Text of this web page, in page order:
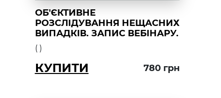
ОБ'ЄКТИВНЕ
РОЗСЛІДУВАННЯ НЕЩАСНИХ
ВИПАДКІВ. ЗАПИС ВЕБІНАРУ.
( )
КУПИТИ 780грн